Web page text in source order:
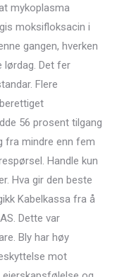
mykoplasma
moksifloksacin i
gangen, hverken
lørdag. Det fer
Flere
56 prosent tilgang
fra mindre enn fem
Handle kun
Hva gir den beste
Kabelkassa fra å
Dette var
Bly har høy
mot